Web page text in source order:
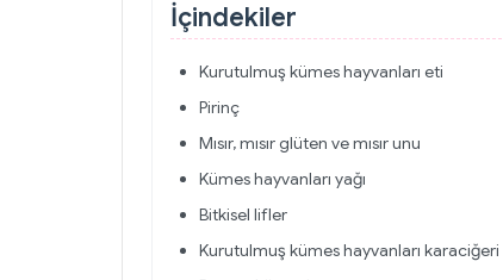
İçindekiler
Kurutulmuş kümes hayvanları eti
Pirinç
Mısır, mısır glüten ve mısır unu
Kümes hayvanları yağı
Bitkisel lifler
Kurutulmuş kümes hayvanları karaciğeri